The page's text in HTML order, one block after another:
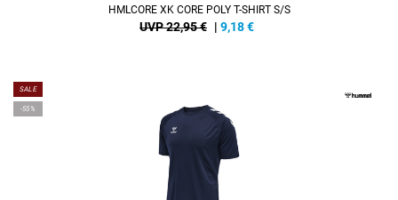
HMLCORE XK CORE POLY T-SHIRT S/S
UVP 22,95 € | 9,18€
SALE
-55%